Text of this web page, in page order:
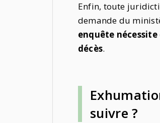
Enfin, toute
demande du
enquête nécessite
décès.
suivre ?